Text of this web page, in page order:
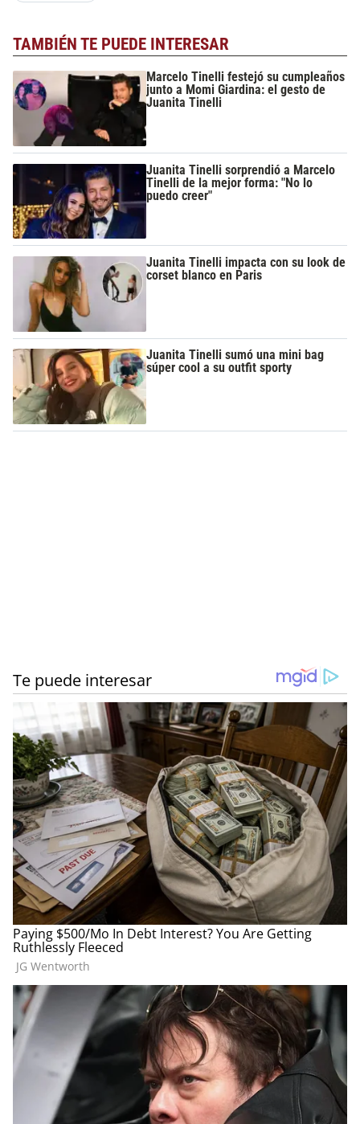
TAMBIÉN TE PUEDE INTERESAR
Marcelo Tinelli festejó su cumpleaños
junto a Momi Giardina: el gesto de
Juanita Tinelli
Juanita Tinelli sorprendió a Marcelo
Tinelli de la mejor forma: "No lo
puedo creer"
Juanita Tinelli impacta con su look de
corset blanco en Paris
Juanita Tinelli sumó una mini bag
súper cool a su outfit sporty